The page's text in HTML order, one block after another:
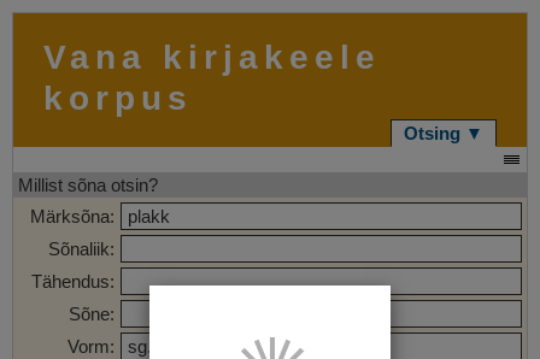
Vana kirjakeele
korpus
Otsing ▼
Millist sõna otsin?
Märksõna:
Sõnaliik:
Tähendus:
Sõne:
Vorm: